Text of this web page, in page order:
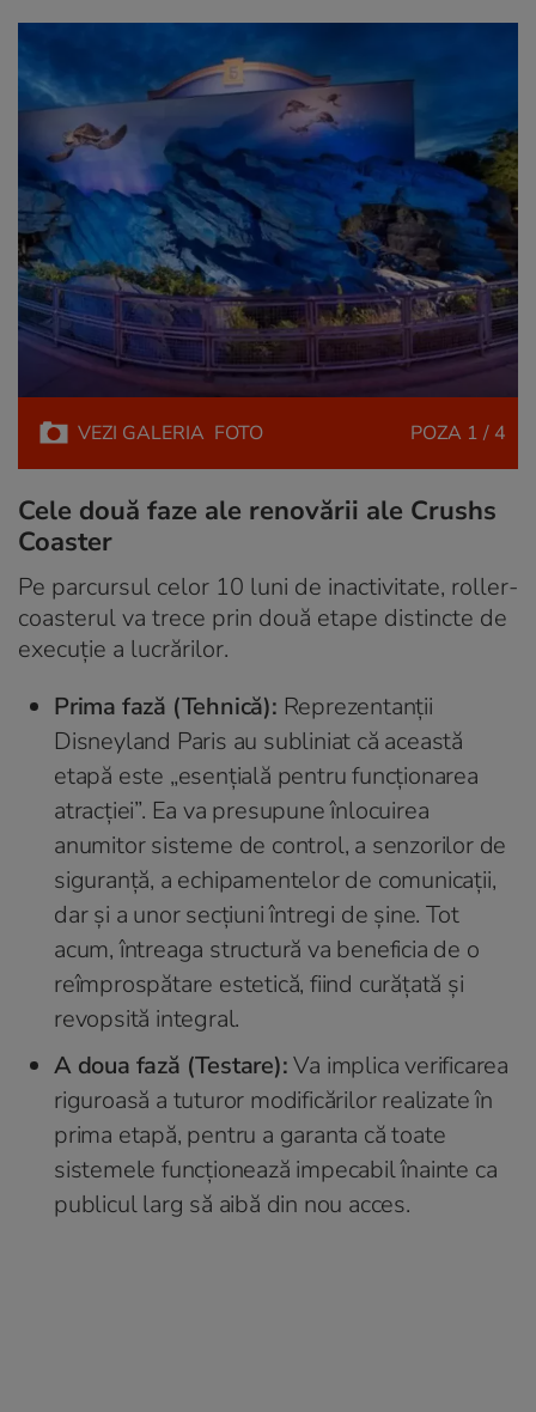
VEZI GALERIA FOTO POZA 1 / 4
Cele două faze ale renovării ale Crushs
Coaster
Pe parcursul celor 10 luni de inactivitate, roller-
coasterul va trece prin două etape distincte de
execuție a lucrărilor.
Prima fază (Tehnică): Reprezentanții
Disneyland Paris au subliniat că această
etapă este „esențială pentru funcționarea
atracției”. Ea va presupune înlocuirea
anumitor sisteme de control, a senzorilor de
siguranță, a echipamentelor de comunicații,
dar și a unor secțiuni întregi de șine. Tot
acum, întreaga structură va beneficia de o
reîmprospătare estetică, fiind curățată și
revopsită integral.
A doua fază (Testare):Va implica verificarea
riguroasă a tuturor modificărilor realizate în
prima etapă, pentru a garanta că toate
sistemele funcționează impecabil înainte ca
publicul larg să aibă din nou acces.